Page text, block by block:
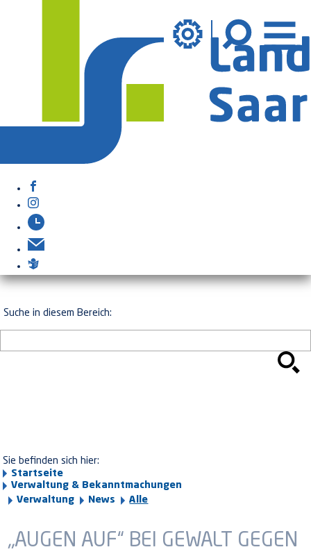
Suche in diesem Bereich:
Sie befinden sich hier:
Startseite
Verwaltung & Bekanntmachungen
Verwaltung
News Alle
„AUGEN AUF“ BEI GEWALT GEGEN